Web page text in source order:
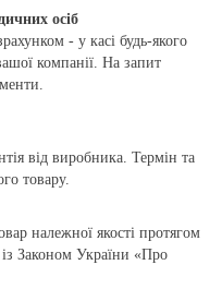
осіб
- у касі будь-якого
компанії. На запит
від виробника. Термін та
товару.
належної якості протягом
Законом України «Про